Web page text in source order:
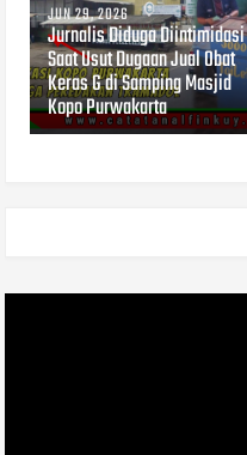
JUN 29, 2026
Jurnalis Diduga Diintimidasi
Saat Usut Dugaan Jual Obat
Keras G di Samping Masjid
Kopo Purwakarta